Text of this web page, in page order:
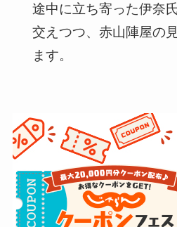
途中に立ち寄った伊奈
交えつつ、赤山陣屋の
ます。